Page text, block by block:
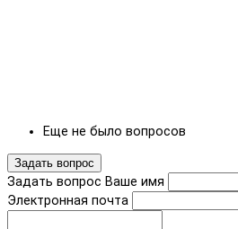
Еще не было вопросов
Задать вопрос
Задать вопрос Ваше имя
Электронная почта